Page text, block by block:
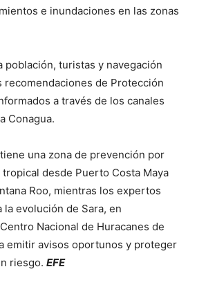
e inundaciones en las zonas
población, turistas y navegación
recomendaciones de Protección
a través de los canales
Conagua.
una zona de prevención por
desde Puerto Costa Maya
Roo, mientras los expertos
evolución de Sara, en
Nacional de Huracanes de
emitir avisos oportunos y proteger
riesgo. EFE